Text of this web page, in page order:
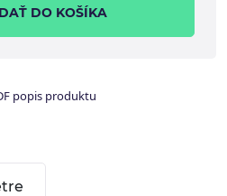
DO KOŠÍKA
popis produktu